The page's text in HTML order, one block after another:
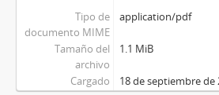
Tipo de
documento MIME
application/pdf
Tamaño del
archivo
1.1 MiB
Cargado 18 de septiembre de